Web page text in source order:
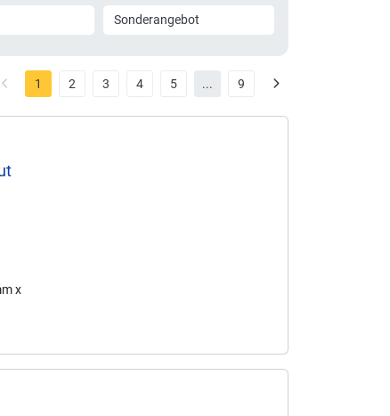
Sonderangebot
1 2 3 4 5 ... 9
x